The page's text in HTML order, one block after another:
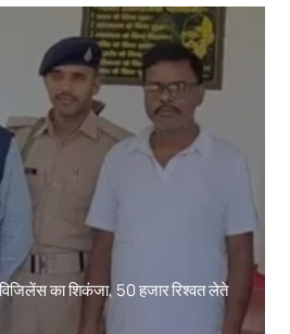
का शिकंजा, 50 हजार रिश्वत लेते